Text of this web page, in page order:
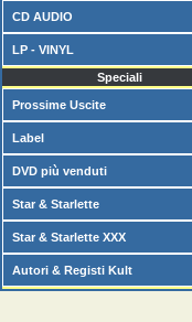
CD AUDIO
LP - VINYL
Speciali
Prossime Uscite
Label
DVD più venduti
Star & Starlette
Star & Starlette XXX
Autori & Registi Kult